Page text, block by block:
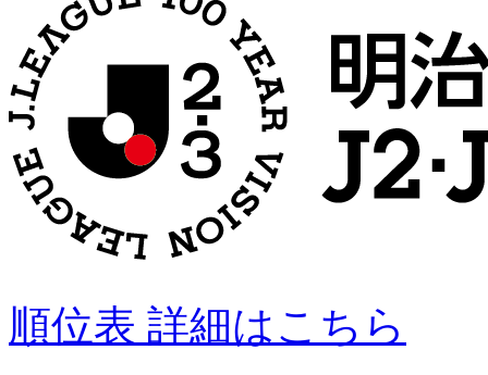
順位表 詳細はこちら